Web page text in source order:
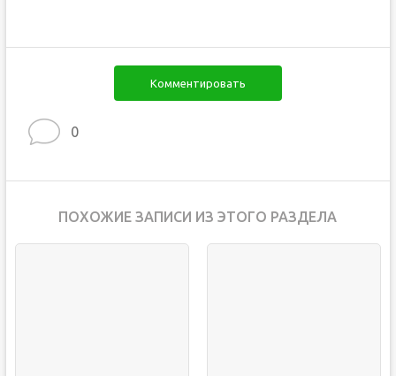
Комментировать
0
ПОХОЖИЕ ЗАПИСИ ИЗ ЭТОГО РАЗДЕЛА